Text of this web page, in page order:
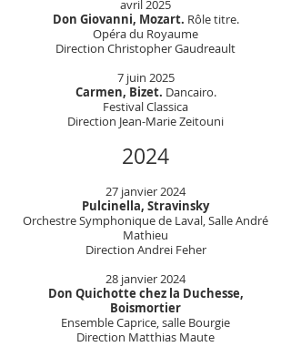
avril 2025
Don Giovanni, Mozart. Rôle titre.
Opéra du Royaume
Direction Christopher Gaudreault
7 juin 2025
Carmen, Bizet. Dancairo.
Festival Classica
Direction Jean-Marie Zeitouni
2024
27 janvier 2024
Pulcinella, Stravinsky
Orchestre Symphonique de Laval, Salle André
Mathieu
Direction Andrei Feher
28 janvier 2024
Don Quichotte chez la Duchesse,
Boismortier
Ensemble Caprice, salle Bourgie
Direction Matthias Maute